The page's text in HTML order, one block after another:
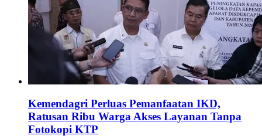
Kemendagri Perluas Pemanfaatan IKD,
Ratusan Ribu Warga Akses Layanan Tanpa
Fotokopi KTP